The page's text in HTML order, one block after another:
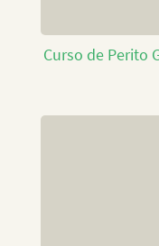
Curso de Perito